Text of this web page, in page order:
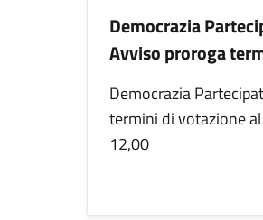
Democrazia
Avviso proroga
Democrazia
termini di votazione
12,00